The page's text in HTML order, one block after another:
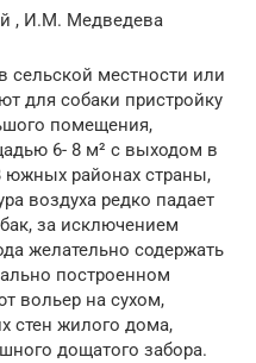
, И.M. Мeдвeдeвa
местности или
для собаки пристройку
помещения,
6- 8 м² с выходом в
районах страны,
воздуха редко падает
за исключением
желательно содержать
построенном
вольер на сухом,
стен жилого дома,
дощатого забора.